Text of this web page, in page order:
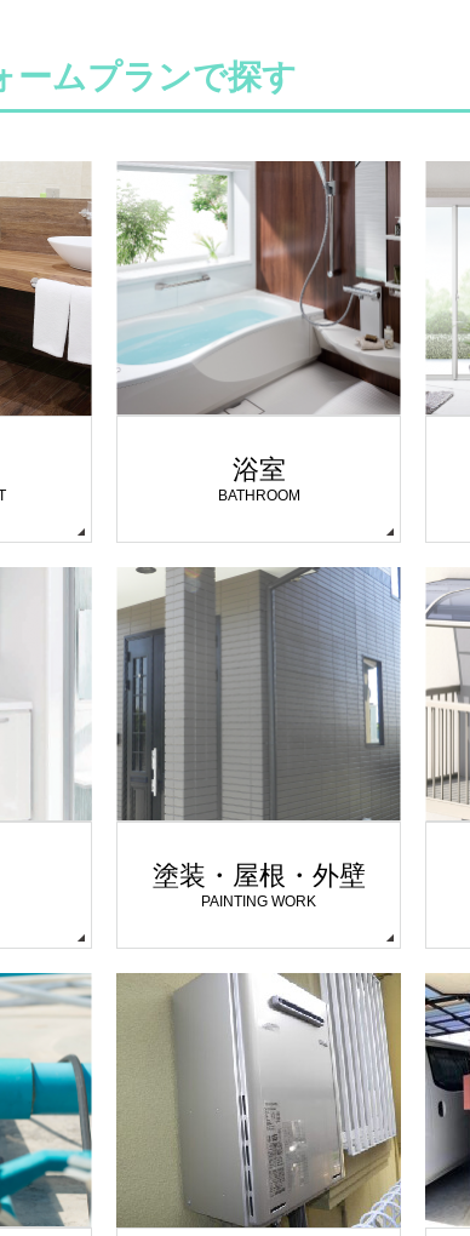
ームプランで探す
浴室
BATHROOM
塗装・屋根・外壁
PAINTING WORK